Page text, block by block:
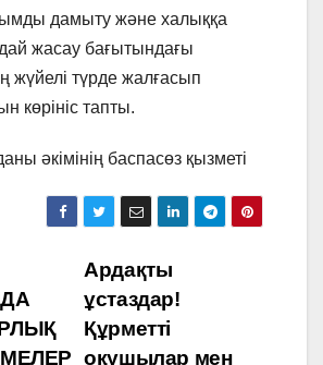
дамыту және халыққа
жасау бағытындағы
жүйелі түрде жалғасып
көрініс тапты.
әкімінің баспасөз қызметі
Ардақты
ұстаздар!
Құрметті
оқушылар мен